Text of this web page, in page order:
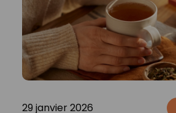
29 janvier 2026